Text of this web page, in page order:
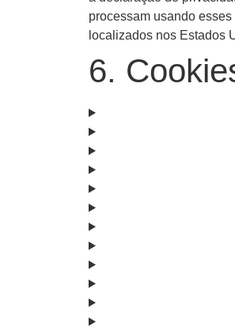
processam usando
localizados nos Estados
6.